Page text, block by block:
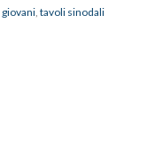
giovani, tavoli sinodali